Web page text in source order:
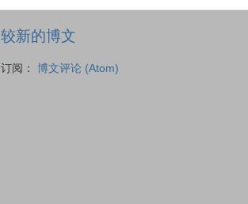
较新的博文
订阅： 博文评论 (Atom)